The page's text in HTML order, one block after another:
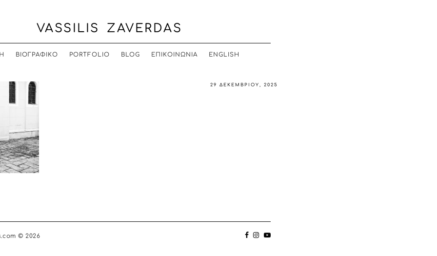
VASSILIS ZAVERDAS
ΒΙΟΓΡΑΦΙΚΟ PORTFOLIO BLOG ΕΠΙΚΟΙΝΩΝΙΑ ENGLISH
29 ΔΕΚΕΜΒΡΊΟΥ, 2025
© 2026